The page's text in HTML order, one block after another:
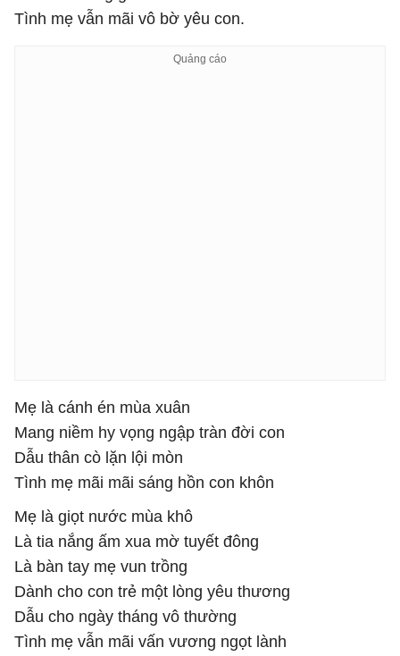
Tình mẹ vẫn mãi vô bờ yêu con.
Mẹ là cánh én mùa xuân
Mang niềm hy vọng ngập tràn đời con
Dẫu thân cò lặn lội mòn
Tình mẹ mãi mãi sáng hồn con khôn
Mẹ là giọt nước mùa khô
Là tia nắng ấm xua mờ tuyết đông
Là bàn tay mẹ vun trồng
Dành cho con trẻ một lòng yêu thương
Dẫu cho ngày tháng vô thường
Tình mẹ vẫn mãi vấn vương ngọt lành